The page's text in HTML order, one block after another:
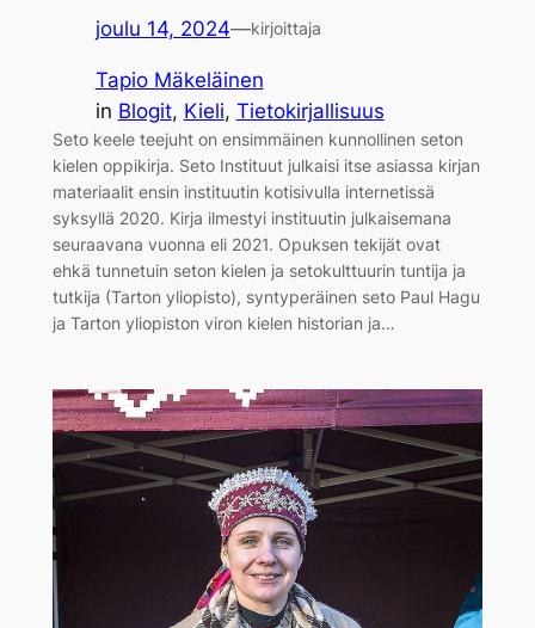
joulu 14, 2024—kirjoittaja
Tapio Mäkeläinen
in Blogit, Kieli, Tietokirjallisuus
Seto keele teejuht on ensimmäinen kunnollinen seton
kielen oppikirja. Seto Instituut julkaisi itse asiassa kirjan
materiaalit ensin instituutin kotisivulla internetissä
syksyllä 2020. Kirja ilmestyi instituutin julkaisemana
seuraavana vuonna eli 2021. Opuksen tekijät ovat
ehkä tunnetuin seton kielen ja setokulttuurin tuntija ja
tutkija (Tarton yliopisto), syntyperäinen seto Paul Hagu
ja Tarton yliopiston viron kielen historian ja…